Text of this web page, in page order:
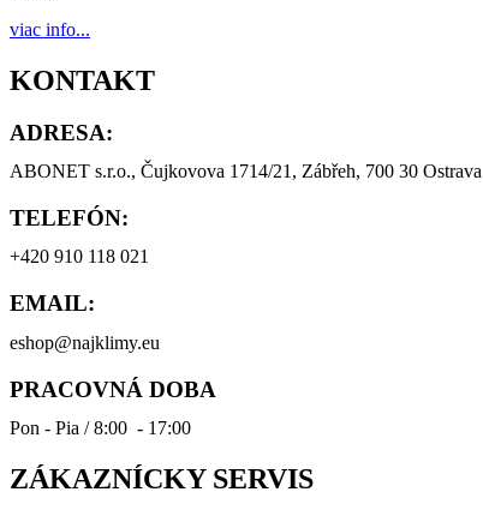
viac info...
KONTAKT
ADRESA:
ABONET s.r.o., Čujkovova 1714/21, Zábřeh, 700 30 Ostrava
TELEFÓN:
+420 910 118 021
EMAIL:
eshop@najklimy.eu
PRACOVNÁ DOBA
Pon - Pia / 8:00 - 17:00
ZÁKAZNÍCKY SERVIS